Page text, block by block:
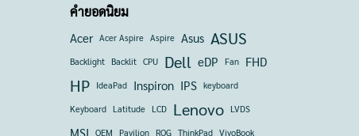
คำยอดนิยม
Acer Acer Aspire Aspire Asus ASUS
Backlight Backlit CPU Dell eDP Fan FHD
HP IdeaPad Inspiron IPS keyboard
Keyboard Latitude LCD Lenovo LVDS
MSI OEM Pavilion ROG ThinkPad VivoBook